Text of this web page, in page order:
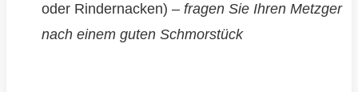
oder Rindernacken) – fragen Sie Ihren Metzger
nach einem guten Schmorstück